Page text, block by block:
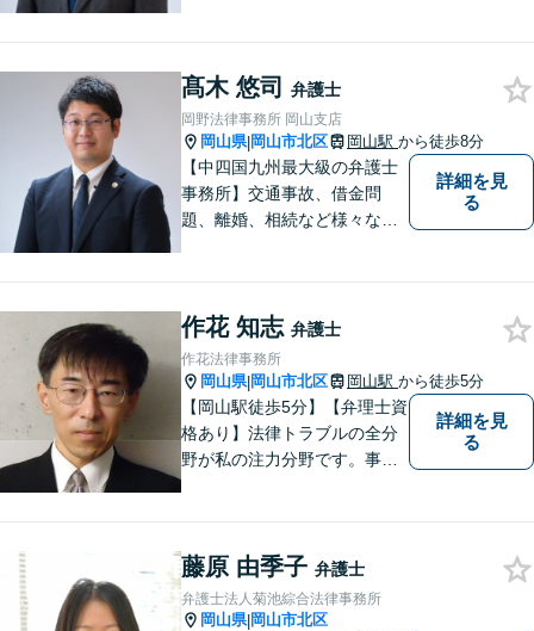
い！
髙木 悠司 弁護士
岡野法律事務所 岡山支店
岡山県|岡山市北区 岡山駅 から徒歩8分
【中四国九州最大級の弁護士
事務所】交通事故、借金問
題、離婚、相続など様々な問
い！
詳細を見
る
作花 知志 弁護士
作花法律事務所
岡山県|岡山市北区 岡山駅 から徒歩5分
【岡山駅徒歩5分】【弁理士資
格あり】法律トラブルの全分
野が私の注力分野です。事務
ラス対応】【後払い対応】
【日弁連国際人権問題委員会
所属】お困りの方は、お気軽
詳細を見
る
藤原 由季子 弁護士
弁護士法人菊池綜合法律事務所
岡山県|岡山市北区